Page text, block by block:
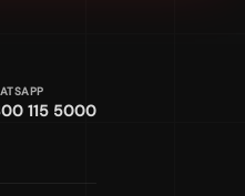
115 5000